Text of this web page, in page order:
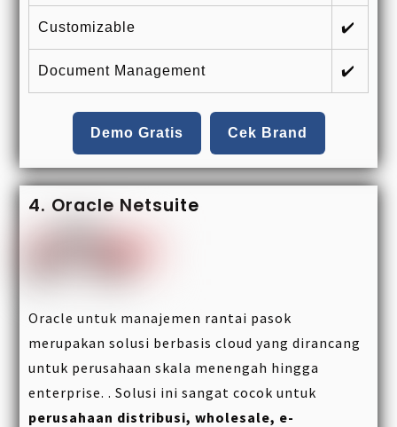
Customizable ✔️
Document Management ✔️
Demo Gratis Cek Brand
4. Oracle Netsuite
Oracle untuk manajemen rantai pasok
merupakan solusi berbasis cloud yang dirancang
untuk perusahaan skala menengah hingga
enterprise. . Solusi ini sangat cocok untuk
perusahaan distribusi, wholesale, e-